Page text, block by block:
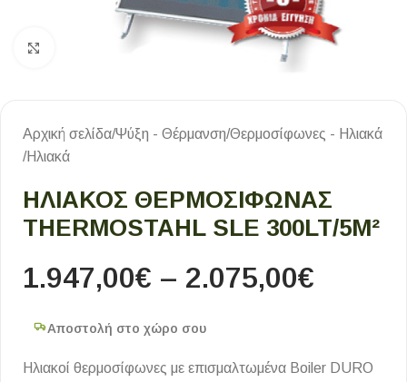
Κλικ για μεγέθυνση
Αρχική σελίδα/Ψύξη - Θέρμανση/Θερμοσίφωνες - Ηλιακά
/Ηλιακά
ΗΛΙΑΚΟΣ ΘΕΡΜΟΣΙΦΩΝΑΣ
THERMOSTAHL SLE 300LT/5M²
1.947,00€ – 2.075,00€
Αποστολή στο χώρο σου
Ηλιακοί θερμοσίφωνες με επισμαλτωμένα Boiler DURO